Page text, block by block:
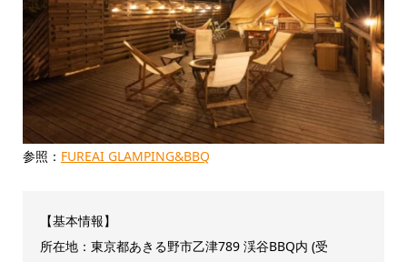
参照： FUREAI GLAMPING&BBQ
【基本情報】
所在地：東京都あきる野市乙津789 渓谷BBQ内 (受